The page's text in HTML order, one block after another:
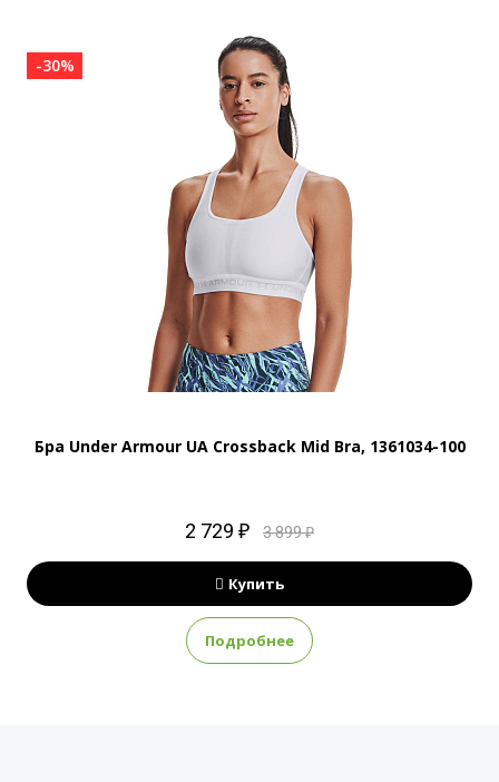
-30%
Бра Under Armour UA Crossback Mid Bra, 1361034-100
2 729 ₽ 3 899 ₽
Купить
Подробнее